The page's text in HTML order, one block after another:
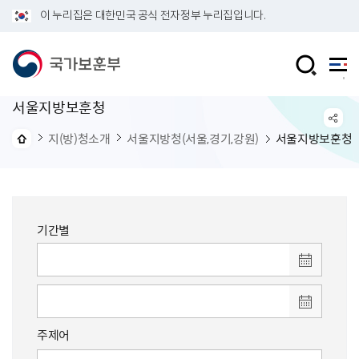
이 누리집은 대한민국 공식 전자정부 누리집입니다.
서울지방보훈청
지(방)청소개 서울지방청(서울,경기,강원) 서울지방보훈청
기간별
주제어